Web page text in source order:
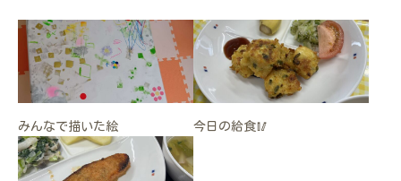
みんなで描いた絵 今日の給食🥢